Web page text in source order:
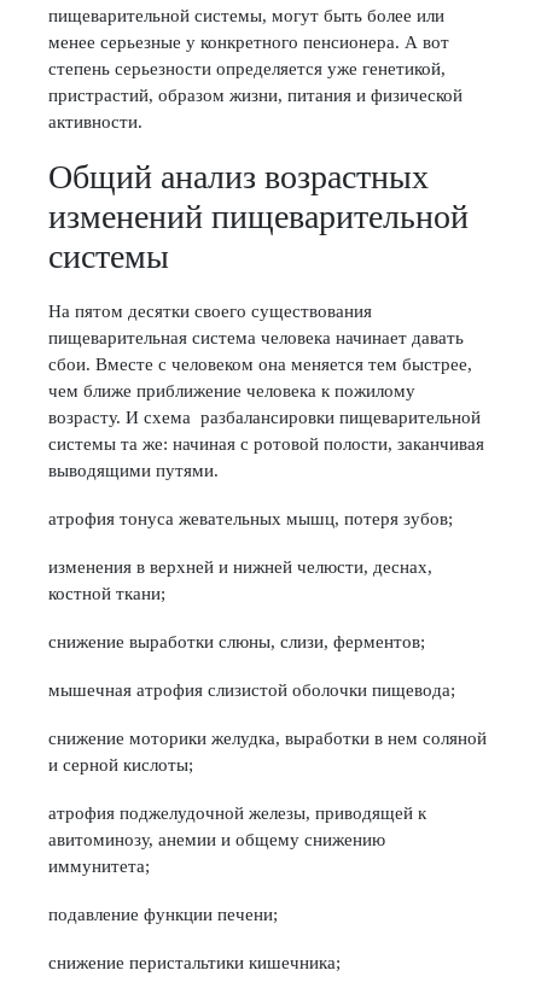
пищеварительной системы, могут быть более или
менее серьезные у конкретного пенсионера. А вот
степень серьезности определяется уже генетикой,
пристрастий, образом жизни, питания и физической
активности.
Общий анализ возрастных
изменений пищеварительной
системы
На пятом десятки своего существования
пищеварительная система человека начинает давать
сбои. Вместе с человеком она меняется тем быстрее,
чем ближе приближение человека к пожилому
возрасту. И схема разбалансировки пищеварительной
системы та же: начиная с ротовой полости, заканчивая
выводящими путями.
атрофия тонуса жевательных мышц, потеря зубов;
изменения в верхней и нижней челюсти, деснах,
костной ткани;
снижение выработки слюны, слизи, ферментов;
мышечная атрофия слизистой оболочки пищевода;
снижение моторики желудка, выработки в нем соляной
и серной кислоты;
атрофия поджелудочной железы, приводящей к
авитоминозу, анемии и общему снижению
иммунитета;
подавление функции печени;
снижение перистальтики кишечника;